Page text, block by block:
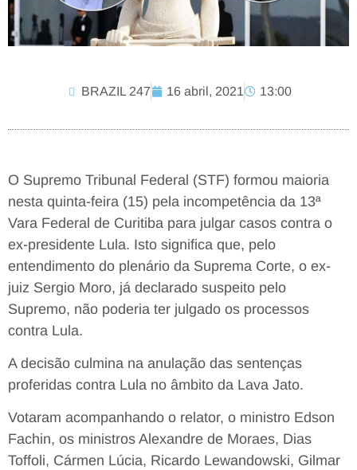
BRAZIL 247 16 abril, 2021 13:00
O Supremo Tribunal Federal (STF) formou maioria
nesta quinta-feira (15) pela incompetência da 13ª
Vara Federal de Curitiba para julgar casos contra o
ex-presidente Lula. Isto significa que, pelo
entendimento do plenário da Suprema Corte, o ex-
juiz Sergio Moro, já declarado suspeito pelo
Supremo, não poderia ter julgado os processos
contra Lula.
A decisão culmina na anulação das sentenças
proferidas contra Lula no âmbito da Lava Jato.
Votaram acompanhando o relator, o ministro Edson
Fachin, os ministros Alexandre de Moraes, Dias
Toffoli, Cármen Lúcia, Ricardo Lewandowski, Gilmar